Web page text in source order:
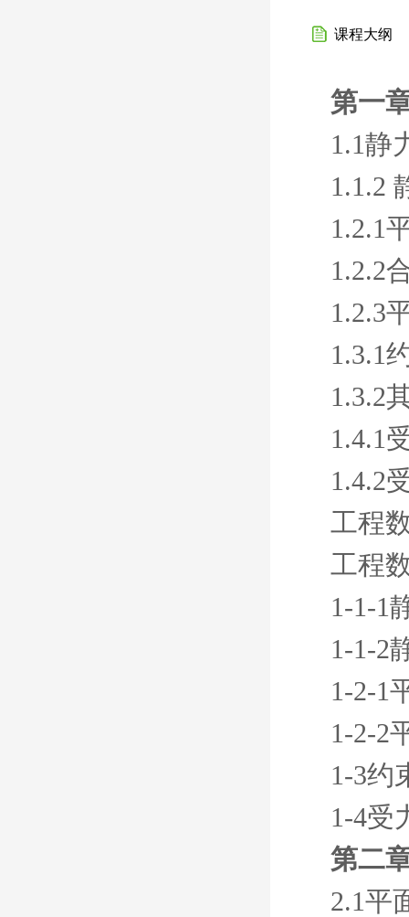
课程大纲
第一
1.1静
1.1.2
1.2.1
1.2.2
1.2.3
1.3.1
1.3.2
1.4.1
1.4.2
工程
工程
1-1-1
1-1-2
1-2-1
1-2-2
1-3约
1-4受
第二
2.1平